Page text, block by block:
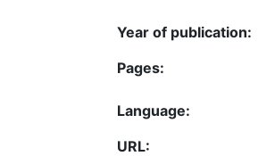
Year of publication:
Pages:
Language:
URL: